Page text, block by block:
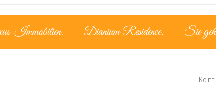
Leben unter mediterraner
Immobilien. Dianium Residence. Sie